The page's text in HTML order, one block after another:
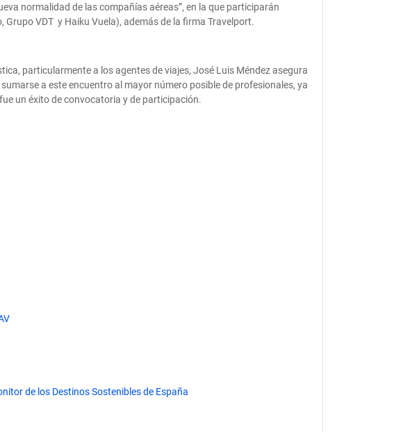
normalidad de las compañías aéreas”, en la que participarán
VDT y Haiku Vuela), además de la firma Travelport.
particularmente a los agentes de viajes, José Luis Méndez asegura
a este encuentro al mayor número posible de profesionales, ya
un éxito de convocatoria y de participación.
de los Destinos Sostenibles de España